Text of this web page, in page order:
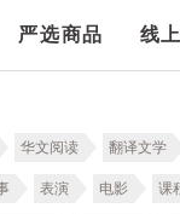
严选商品 线
华文阅读 翻译文学
表演 电影 课